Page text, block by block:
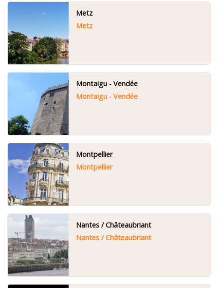
Metz
Metz
Montaigu - Vendée
Montaigu - Vendée
Montpellier
Montpellier
Nantes / Châteaubriant
Nantes / Châteaubriant